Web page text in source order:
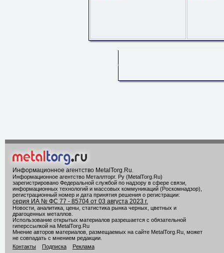
Информационное агентство MetalTorg.Ru
Информационное агентство Металлторг. Ру (MetalTorg.Ru)
зарегистрировано Федеральной службой по надзору в сфере связи,
информационных технологий и массовых коммуникаций (Роскомнадзор),
регистрационный номер и дата принятия решения о регистрации:
серия ИА № ФС 77 - 85704 от 03 августа 2023 г.
Новости, аналитика, цены, статистика рынка черных, цветных и
драгоценных металлов.
Использование открытых материалов разрешается с обязательной
гиперссылкой на MetalTorg.Ru
Мнение авторов материалов, размещаемых на сайте MetalTorg.Ru, может
не совпадать с мнением редакции.
Контакты
Подписка Реклама